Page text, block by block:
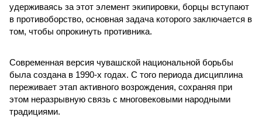
удерживаясь за этот элемент экипировки, борцы вступают
в противоборство, основная задача которого заключается в
том, чтобы опрокинуть противника.
Современная версия чувашской национальной борьбы
была создана в 1990-х годах. С того периода дисциплина
переживает этап активного возрождения, сохраняя при
этом неразрывную связь с многовековыми народными
традициями.